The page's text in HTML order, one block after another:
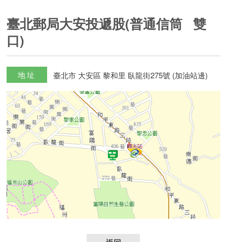
臺北郵局大安投遞股(普通信筒 雙
口)
地址 臺北市 大安區 黎和里 臥龍街275號 (加油站邊)